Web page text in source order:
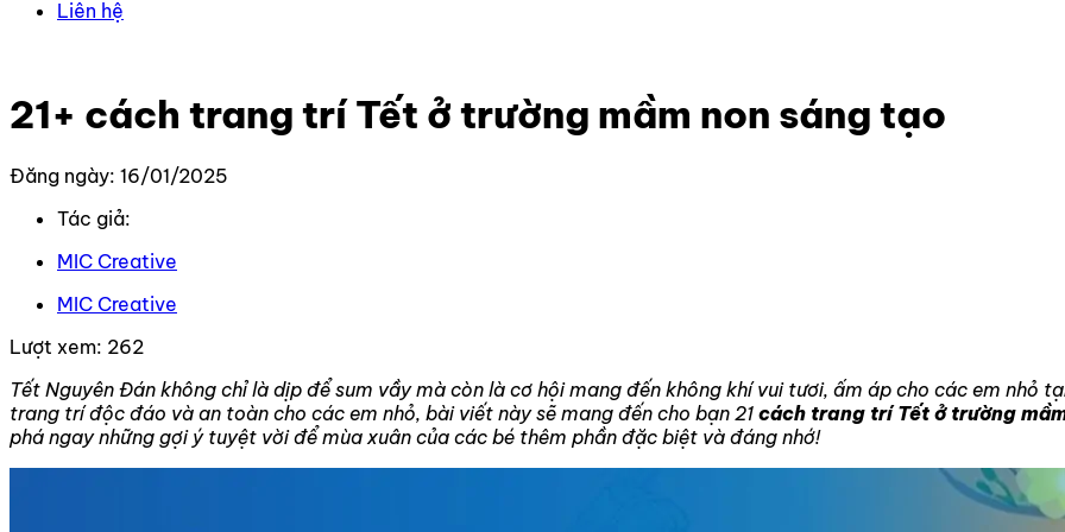
Liên hệ
21+ cách trang trí Tết ở trường mầm non sáng tạo
Đăng ngày: 16/01/2025
Tác giả:
MIC Creative
MIC Creative
Lượt xem: 262
Tết Nguyên Đán không chỉ là dịp để sum vầy mà còn là cơ hội mang đến không khí vui tươi, ấm áp cho các em nhỏ
trang trí độc đáo và an toàn cho các em nhỏ, bài viết này sẽ mang đến cho bạn 21 cách trang trí Tết ở trường
phá ngay những gợi ý tuyệt vời để mùa xuân của các bé thêm phần đặc biệt và đáng nhớ!